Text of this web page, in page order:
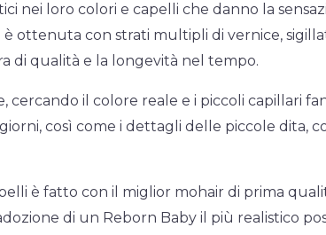
nei loro colori e capelli che danno la
ottenuta con strati multipli di vernice,
di qualità e la longevità nel tempo.
cercando il colore reale e i piccoli capillari
così come i dettagli delle piccole dita,
è fatto con il miglior mohair di prima
di un Reborn Baby il più realistico